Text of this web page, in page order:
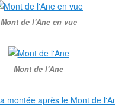
Mont de l'Ane en vue
Mont de l'Ane